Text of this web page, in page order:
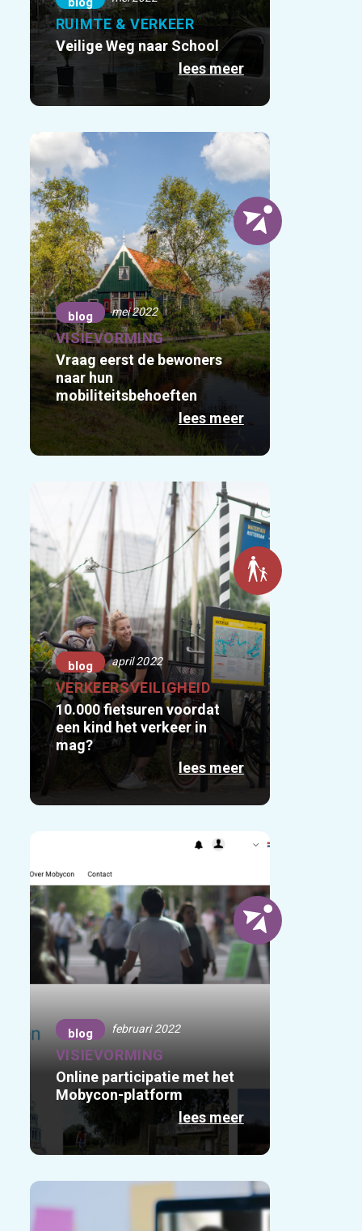
RUIMTE & VERKEER
Veilige Weg naar School
lees meer
blog mei 2022
VISIEVORMING
Vraag eerst de bewoners
naar hun
mobiliteitsbehoeften
lees meer
blog april 2022
VERKEERSVEILIGHEID
10.000 fietsuren voordat
een kind het verkeer in
mag?
lees meer
blog februari 2022
VISIEVORMING
Online participatie met het
Mobycon-platform
lees meer